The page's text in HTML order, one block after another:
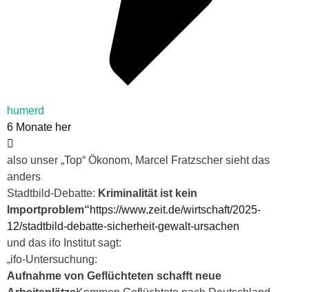
humerd
6 Monate her
also unser „Top“ Ökonom, Marcel Fratzscher sieht das
anders
Stadtbild-Debatte: Kriminalität ist kein
Importproblem“https://www.zeit.de/wirtschaft/2025-
12/stadtbild-debatte-sicherheit-gewalt-ursachen
und das ifo Institut sagt:
„ifo-Untersuchung:
Aufnahme von Geflüchteten schafft neue